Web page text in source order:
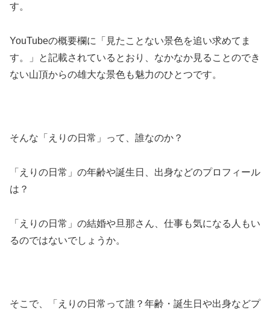
す。
YouTubeの概要欄に「見たことない景色を追い求めてま
す。」と記載されているとおり、なかなか見ることのでき
ない山頂からの雄大な景色も魅力のひとつです。
そんな「えりの日常」って、誰なのか？
「えりの日常」の年齢や誕生日、出身などのプロフィール
は？
「えりの日常」の結婚や旦那さん、仕事も気になる人もい
るのではないでしょうか。
そこで、「えりの日常って誰？年齢・誕生日や出身などプ